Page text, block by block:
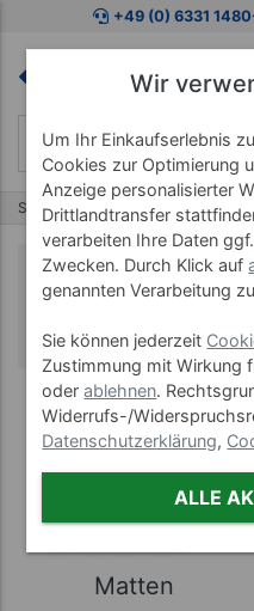
+49 (0) 6331
Start Gymnastik & Fitness
Bewegung
Matten
Wir
Um Ihr Einkaufserlebnis
Cookies zur Optimierung
Anzeige personalisierter
Drittlandtransfer
verarbeiten Ihre Daten
Zwecken. Durch Klick auf
genannten Verarbeitung
Sie können jederzeit
Zustimmung mit Wirkung
oderablehnen.
Widerrufs-/
Datenschutzerklärung,
ALLE